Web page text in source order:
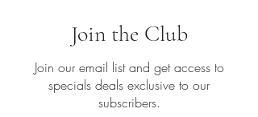
Join the Club
Join our email list and get access to
specials deals exclusive to our
subscribers.